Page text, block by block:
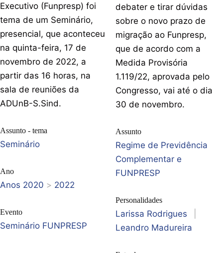
Executivo (Funpresp) foi
tema de um Seminário,
presencial, que aconteceu
na quinta-feira, 17 de
novembro de 2022, a
partir das 16 horas, na
sala de reuniões da
ADUnB-S.Sind.
Assunto - tema
Seminário
Ano
Anos 2020 > 2022
Evento
Seminário FUNPRESP
debater e tirar dúvidas
sobre o novo prazo de
migração ao Funpresp,
que de acordo com a
Medida Provisória
1.119/22, aprovada pelo
Congresso, vai até o dia
30 de novembro.
Assunto
Regime de Previdência
Complementar e
FUNPRESP
Personalidades
Larissa Rodrigues
Leandro Madureira